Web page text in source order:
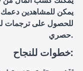
للحصول على ترجمات
حصري.
خطوات للنجاح: